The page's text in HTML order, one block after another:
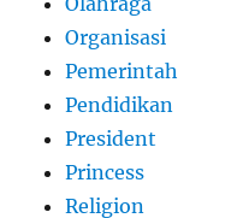
Organisasi
Pemerintah
Pendidikan
President
Princess
Religion